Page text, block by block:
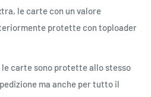
le carte con un valore
protette con toploader
carte sono protette allo stesso
ma anche per tutto il